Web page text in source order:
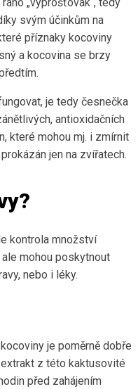
svým účinkům na
příznaky kocoviny
a kocovina se brzy
je tedy česnečka
antioxidačních
které mohou mj. i zmírnit
jen na zvířatech.
kontrola množství
mohou poskytnout
nebo i léky.
je poměrně dobře
z této kaktusovité
před zahájením